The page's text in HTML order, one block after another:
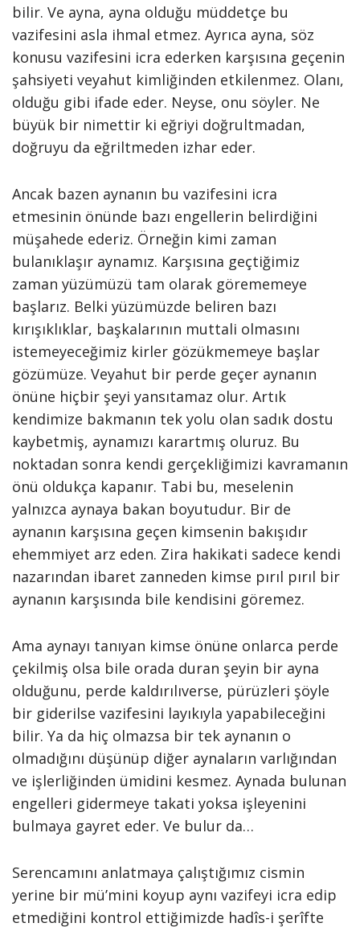
bilir. Ve ayna, ayna olduğu müddetçe bu
vazifesini asla ihmal etmez. Ayrıca ayna, söz
konusu vazifesini icra ederken karşısına geçenin
şahsiyeti veyahut kimliğinden etkilenmez. Olanı,
olduğu gibi ifade eder. Neyse, onu söyler. Ne
büyük bir nimettir ki eğriyi doğrultmadan,
doğruyu da eğriltmeden izhar eder.
Ancak bazen aynanın bu vazifesini icra
etmesinin önünde bazı engellerin belirdiğini
müşahede ederiz. Örneğin kimi zaman
bulanıklaşır aynamız. Karşısına geçtiğimiz
zaman yüzümüzü tam olarak görememeye
başlarız. Belki yüzümüzde beliren bazı
kırışıklıklar, başkalarının muttali olmasını
istemeyeceğimiz kirler gözükmemeye başlar
gözümüze. Veyahut bir perde geçer aynanın
önüne hiçbir şeyi yansıtamaz olur. Artık
kendimize bakmanın tek yolu olan sadık dostu
kaybetmiş, aynamızı karartmış oluruz. Bu
noktadan sonra kendi gerçekliğimizi kavramanın
önü oldukça kapanır. Tabi bu, meselenin
yalnızca aynaya bakan boyutudur. Bir de
aynanın karşısına geçen kimsenin bakışıdır
ehemmiyet arz eden. Zira hakikati sadece kendi
nazarından ibaret zanneden kimse pırıl pırıl bir
aynanın karşısında bile kendisini göremez.
Ama aynayı tanıyan kimse önüne onlarca perde
çekilmiş olsa bile orada duran şeyin bir ayna
olduğunu, perde kaldırılıverse, pürüzleri şöyle
bir giderilse vazifesini layıkıyla yapabileceğini
bilir. Ya da hiç olmazsa bir tek aynanın o
olmadığını düşünüp diğer aynaların varlığından
ve işlerliğinden ümidini kesmez. Aynada bulunan
engelleri gidermeye takati yoksa işleyenini
bulmaya gayret eder. Ve bulur da…
Serencamını anlatmaya çalıştığımız cismin
yerine bir mü’mini koyup aynı vazifeyi icra edip
etmediğini kontrol ettiğimizde hadîs-i şerîfte